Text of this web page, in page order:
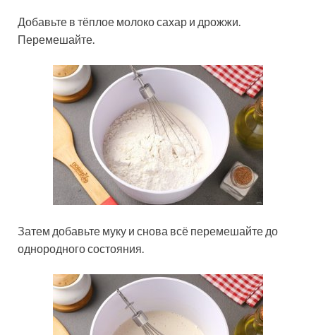
Добавьте в тёплое молоко сахар и дрожжи.
Перемешайте.
Затем добавьте муку и снова всё перемешайте до
однородного состояния.